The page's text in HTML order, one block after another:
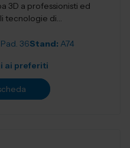
3D a professionisti ed
tecnologie di
Pad. 36Stand: A74
ai preferiti